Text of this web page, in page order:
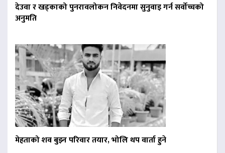
देउवा र खड्काको पुनरावलोकन निवेदनमा सुनुवाइ गर्न सर्वोच्चको
अनुमति
मेहताको शव बुझ्न परिवार तयार, भोलि थप वार्ता हुने